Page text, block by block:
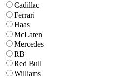
Cadillac
Ferrari
Haas
McLaren
Mercedes
RB
Red Bull
Williams